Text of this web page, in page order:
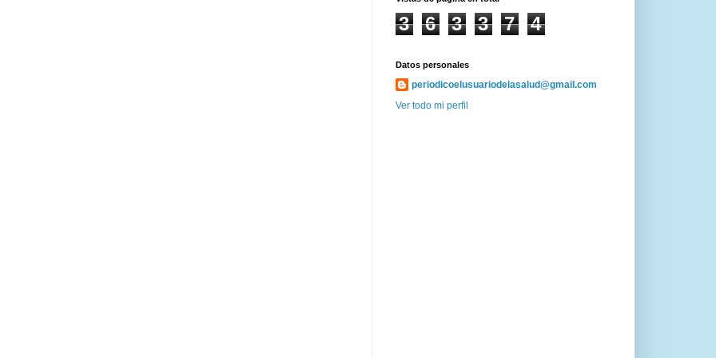
3 6 3 3 7 4
Datos personales
periodicoelusuariodelasalud@gmail.com
Ver todo mi perfil